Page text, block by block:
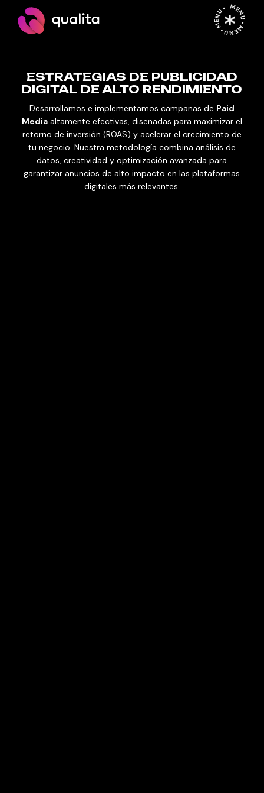
MENU • MENU • MENU •
ESTRATEGIAS DE PUBLICIDAD
DIGITAL DE ALTO RENDIMIENTO
Desarrollamos e implementamos campañas de Paid
Mediaaltamente efectivas, diseñadas para maximizar el
retorno de inversión (ROAS) y acelerar el crecimiento de
tu negocio. Nuestra metodología combina análisis de
datos, creatividad y optimización avanzada para
garantizar anuncios de alto impacto en las plataformas
digitales más relevantes.